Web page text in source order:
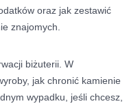
oraz jak zestawić
znajomych.
biżuterii. W
jak chronić kamienie
wypadku, jeśli chcesz,